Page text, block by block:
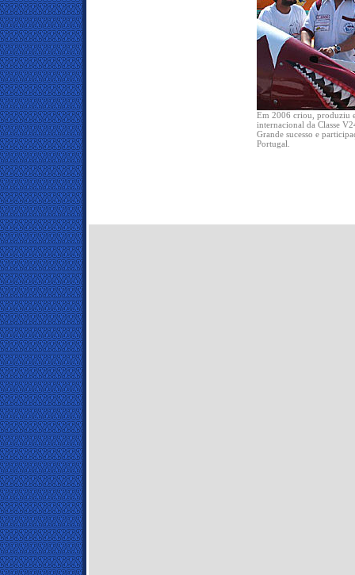
Em 2006 criou, produziu
internacional da Classe
Grande sucesso e
Portugal.